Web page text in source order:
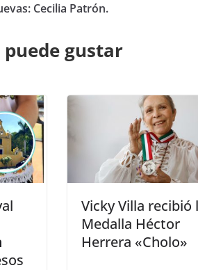
Cecilia Patrón.
gustar
Vicky Villa recibió
Medalla Héctor
Herrera «Cholo»